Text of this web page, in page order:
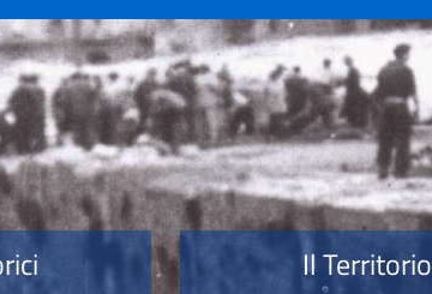
Il Territorio